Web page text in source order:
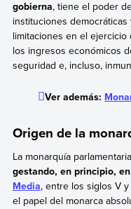
gobierna, tiene el poder
instituciones
limitaciones en el
los ingresos económicos
seguridad e, incluso,
Ver además:
Origen de la
La monarquía
gestando, en principio,
Media, entre los siglos V
el papel del monarca